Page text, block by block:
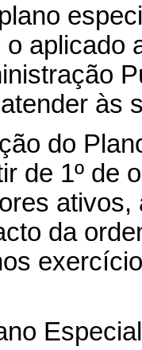
aplicado
às
do
de 1º de
da